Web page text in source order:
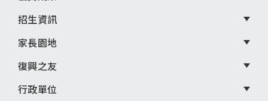
招生資訊
家長園地
復興之友
行政單位